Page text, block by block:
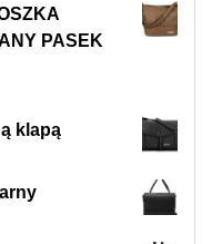
PASEK
klapą